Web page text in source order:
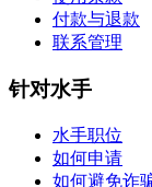
付款与退款
联系管理
针对水手
水手职位
如何申请
如何避免诈